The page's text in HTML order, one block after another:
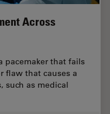
Across
pacemaker that fails
flaw that causes a
such as medical